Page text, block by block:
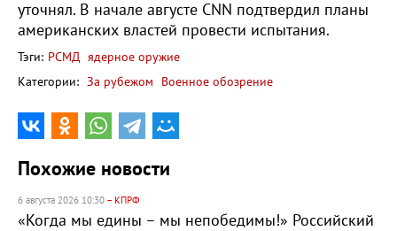
уточнял. В начале августе CNN подтвердил планы
американских властей провести испытания.
Тэги: РСМД ядерное оружие
Категории: За рубежом Военное обозрение
Похожие новости
6 августа 2026 10:30 – КПРФ
«Когда мы едины – мы непобедимы!» Российский